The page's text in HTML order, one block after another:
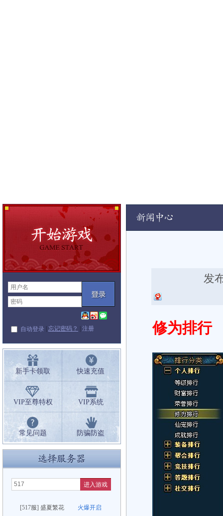
自动登录 | 忘记密码？ | 注册
新手卡领取 快速充值
VIP至尊特权 VIP系统
常见问题 防骗防盗
进入游戏
[517服] 盛夏繁花
火爆开启
闻
发
修为排行